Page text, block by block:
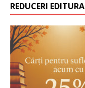
REDUCERI EDITURA